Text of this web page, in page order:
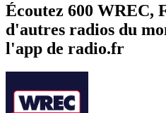
Écoutez 600 WREC,
d'autres radios du
l'app de radio.fr